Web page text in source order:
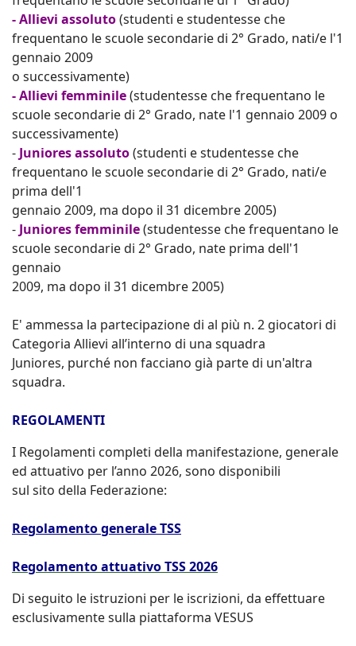
- Allievi assoluto(studenti e studentesse che
frequentano le scuole secondarie di 2° Grado, nati/e l'1
gennaio 2009
o successivamente)
- Allievi femminile(studentesse che frequentano le
scuole secondarie di 2° Grado, nate l'1 gennaio 2009 o
successivamente)
- Juniores assoluto(studenti e studentesse che
frequentano le scuole secondarie di 2° Grado, nati/e
prima dell'1
gennaio 2009, ma dopo il 31 dicembre 2005)
- Juniores femminile(studentesse che frequentano le
scuole secondarie di 2° Grado, nate prima dell'1
gennaio
2009, ma dopo il 31 dicembre 2005)
E' ammessa la partecipazione di al più n. 2 giocatori di
Categoria Allievi all’interno di una squadra
Juniores, purché non facciano già parte di un'altra
squadra.
REGOLAMENTI
I Regolamenti completi della manifestazione, generale
ed attuativo per l’anno 2026, sono disponibili
sul sito della Federazione:
Regolamento generale TSS
Regolamento attuativo TSS 2026
Di seguito le istruzioni per le iscrizioni, da effettuare
esclusivamente sulla piattaforma VESUS